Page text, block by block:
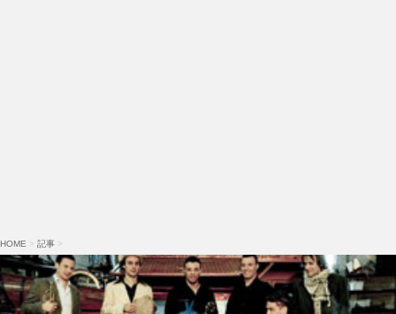
HOME > 記事 >